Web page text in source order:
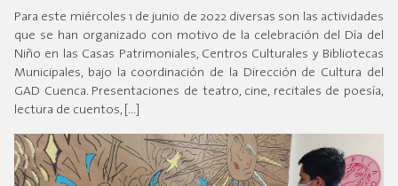
Para este miércoles 1 de junio de 2022 diversas son las actividades
que se han organizado con motivo de la celebración del Día del
Niño en las Casas Patrimoniales, Centros Culturales y Bibliotecas
Municipales, bajo la coordinación de la Dirección de Cultura del
GAD Cuenca. Presentaciones de teatro, cine, recitales de poesía,
lectura de cuentos, […]